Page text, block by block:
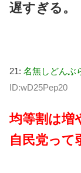
遅すぎる。
21: 名無しどんぶ
ID:wD25Pep20
均等割は増
自民党っ